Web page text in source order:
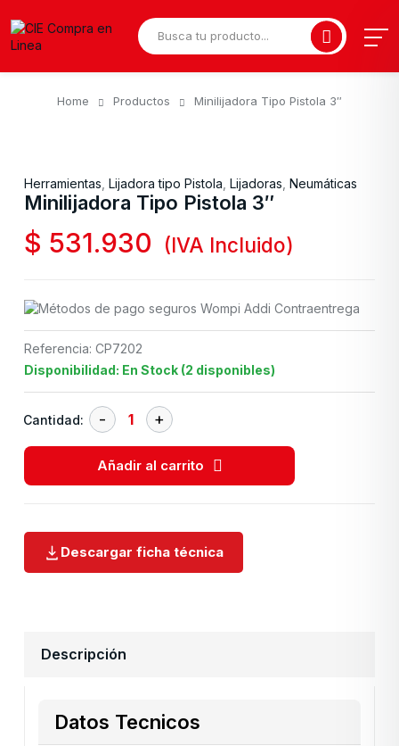
Home Productos Minilijadora Tipo Pistola 3″
Herramientas, Lijadora tipo Pistola, Lijadoras, Neumáticas
Minilijadora Tipo Pistola 3″
$ 531.930 (IVA Incluido)
Referencia: CP7202
Disponibilidad: En Stock (2 disponibles)
Cantidad:
Añadir al carrito
Descargar ficha técnica
Descripción
Datos Tecnicos